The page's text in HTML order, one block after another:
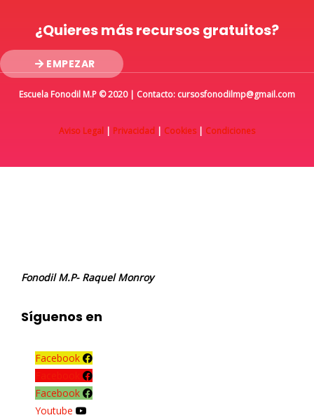
¿Quieres más recursos gratuitos?
EMPEZAR
Escuela Fonodil M.P © 2020 | Contacto: cursosfonodilmp@gmail.com
Aviso Legal | Privacidad | Cookies| Condiciones
Fonodil M.P- Raquel Monroy
Síguenos en
Facebook
Facebook
Youtube